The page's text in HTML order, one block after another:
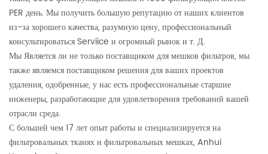
PER день. Мы получить большую репутацию от наших клиентов
из-за хорошего качества, разумную цену, профессиональный
консультироваться Serviice и огромный рынок и т. Д.
Мы Является ли не только поставщиком для мешков фильтров, мы
также являемся поставщиком решения для ваших проектов
удаления, одобренные, у нас есть профессиональные старшие
инженеры, разработающие для удовлетворения требований вашей
отрасли среда.
С большей чем 17 лет опыт работы и специализируется на
фильтровальных тканях и фильтровальных мешках, Anhui